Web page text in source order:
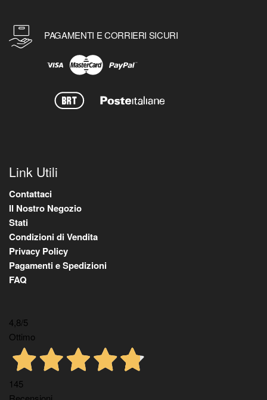
PAGAMENTI E CORRIERI SICURI
Link Utili
Contattaci
Il Nostro Negozio
Stati
Condizioni di Vendita
Privacy Policy
Pagamenti e Spedizioni
FAQ
4,8/5
Ottimo
145